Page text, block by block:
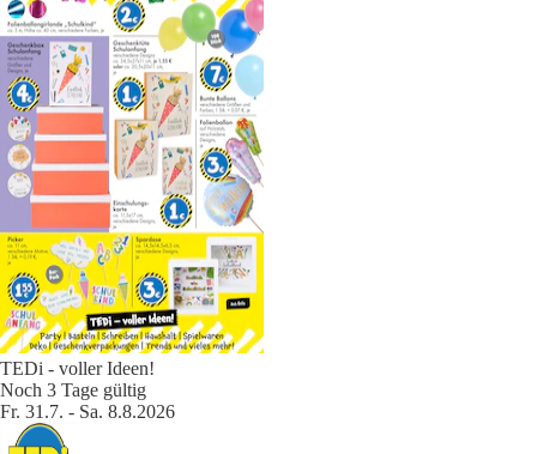
TEDi - voller Ideen!
Noch 3 Tage gültig
Fr. 31.7. - Sa. 8.8.2026